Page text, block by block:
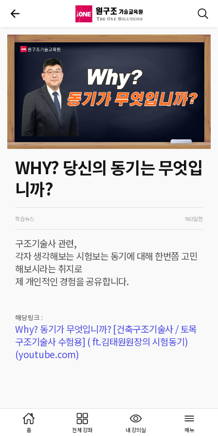
WHY? 당신의 동기는 무엇입
니까?
학습뉴스 963일전
구조기술사 관련,
각자 생각해보는 시험보는 동기에 대해 한번쯤 고민
해보시라는 취지로
제 개인적인 경험을 공유합니다.
해당링크 :
Why? 동기가 무엇입니까? [건축구조기술사 / 토목
구조기술사 수험용] ( ft.김태원원장의 시험동기)
(youtube.com)
홈 전체 강좌 내 강의실 메뉴